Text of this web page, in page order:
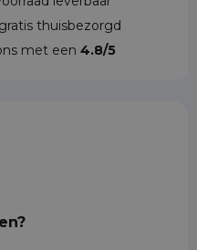
thuisbezorgd
met een 4.8/5